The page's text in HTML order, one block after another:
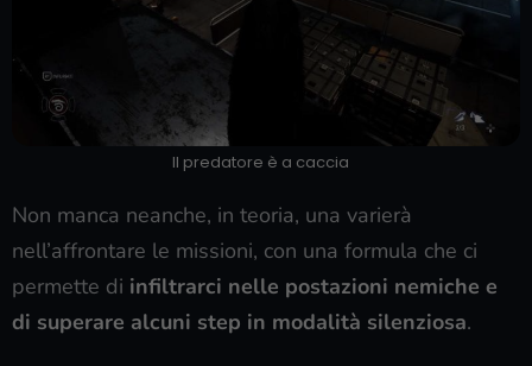
Il predatore è a caccia
Non manca neanche, in teoria, una varierà
nell’affrontare le missioni, con una formula che ci
permette di infiltrarci nelle postazioni nemiche e
di superare alcuni step in modalità silenziosa.